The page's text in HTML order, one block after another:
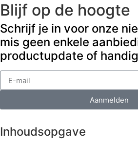
Blijf op de hoogte
Schrijf je in voor onze
mis geen enkele
productupdate of
Aanmelden
Inhoudsopgave